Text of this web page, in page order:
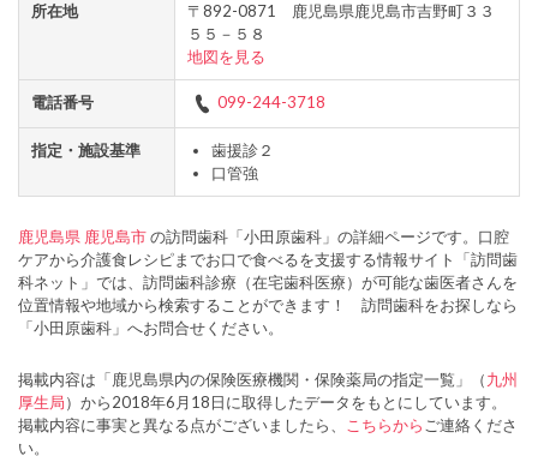
所在地
〒892-0871 鹿児島県鹿児島市吉野町３３
５５－５８
地図を見る
電話番号 099-244-3718
指定・施設基準
歯援診２
口管強
鹿児島県 鹿児島市の訪問歯科「小田原歯科」の詳細ページです。口腔
ケアから介護食レシピまでお口で食べるを支援する情報サイト「訪問歯
科ネット」では、訪問歯科診療（在宅歯科医療）が可能な歯医者さんを
位置情報や地域から検索することができます！ 訪問歯科をお探しなら
「小田原歯科」へお問合せください。
掲載内容は「鹿児島県内の保険医療機関・保険薬局の指定一覧」（九州
厚生局）から2018年6月18日に取得したデータをもとにしています。
掲載内容に事実と異なる点がございましたら、
こちらから ご連絡くださ
い。